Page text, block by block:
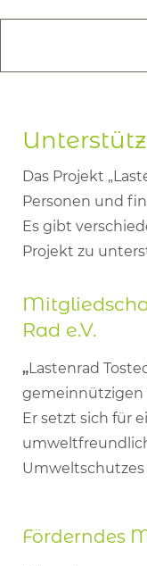
Das Projekt
Personen und
Es gibt
Projekt zu
Rad e.V.
„Lastenrad
gemeinnützigen
Er setzt sich für
Umweltschutzes
Förderndes